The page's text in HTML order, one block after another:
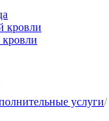
кровли
услуги/